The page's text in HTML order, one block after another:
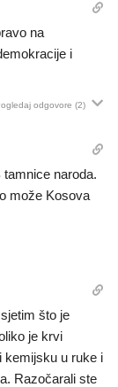
na
i
odgovore (2)
naroda.
može Kosova
što je
je krvi
kemijsku u ruke i
Razočarali ste